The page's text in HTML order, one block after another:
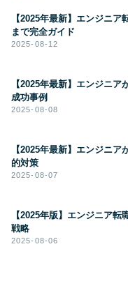
【2025年最新】エンジニ
まで完全ガイド
2025-08-12
【2025年最新】エンジニ
成功事例
2025-08-08
【2025年最新】エンジニ
的対策
2025-08-07
【2025年版】エンジニア
戦略
2025-08-06